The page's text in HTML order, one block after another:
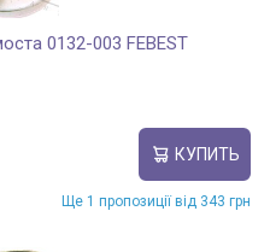
0132-003 FEBEST
КУПИТЬ
Ще 1 пропозиції від 343 грн